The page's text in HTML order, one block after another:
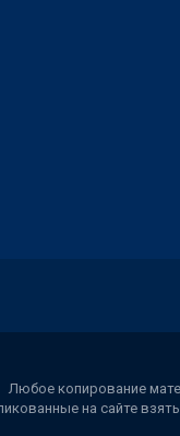
Любое копирование
на сайте